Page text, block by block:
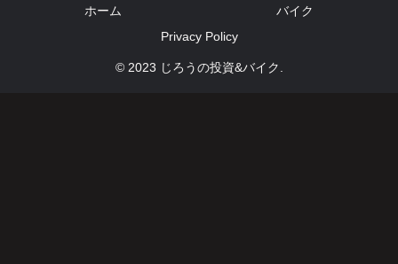
ホーム
バイク
Privacy Policy
© 2023 じろうの投資&バイク.